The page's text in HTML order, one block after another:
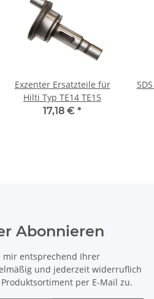
Exzenter Ersatzteile für
Hilti Typ TE14 TE15
17,18 € *
Abonnieren
mir entsprechend Ihrer
und jederzeit widerruflich
per E-Mail zu.